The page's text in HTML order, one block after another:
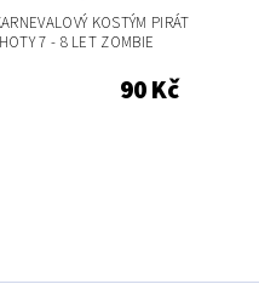
KOSTÝM PIRÁT
7 - 8 LET ZOMBIE
90 Kč